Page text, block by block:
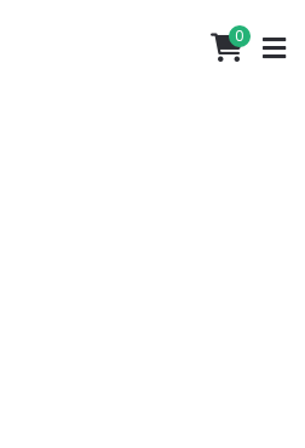
superiores a 500€
0